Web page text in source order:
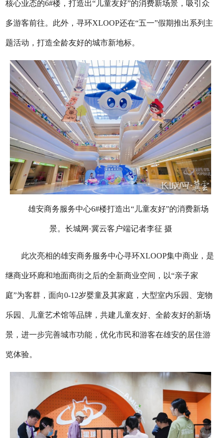
核心业态的6#楼，打造出“儿童友好”的消费新场景，吸引众
多游客前往。此外，寻环XLOOP还在“五一”假期推出系列主
题活动，打造全龄友好的城市新地标。
雄安商务服务中心6#楼打造出“儿童友好”的消费新场
景。长城网·冀云客户端记者李征 摄
此次亮相的雄安商务服务中心寻环XLOOP集中商业，是
继商业环廊和地面商街之后的全新商业空间，以“亲子家
庭”为客群，面向0-12岁婴童及其家庭，大型室内乐园、宠物
乐园、儿童艺术馆等品牌，共建儿童友好、全龄友好的新场
景，进一步完善城市功能，优化市民和游客在雄安的居住游
览体验。